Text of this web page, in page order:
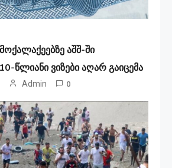
აშშ-ში
წლიანი ვიზები აღარ გაიცემა
Admin 0